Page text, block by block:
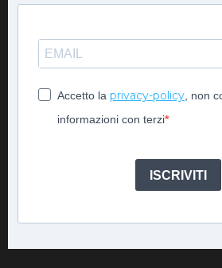
Accetto la privacy-policy, non
informazioni con terzi
ISCRIVITI